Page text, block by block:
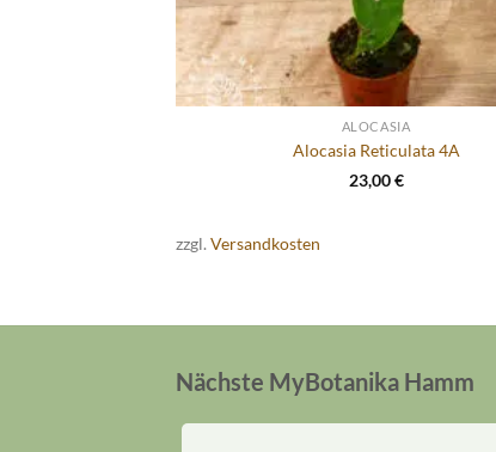
ALOCASIA
Alocasia Reticulata 4A
23,00€
zzgl. Versandkosten
Nächste MyBotanika Hamm